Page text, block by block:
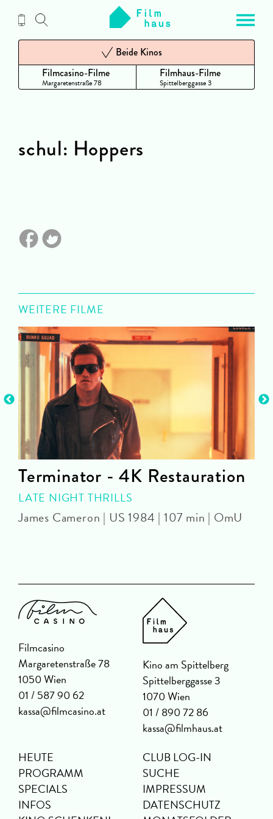
Inhalt
Filmcasino-Filme
Margaretenstraße 78
Beide Kinos
Filmhaus-Filme
Spittelberggasse 3
schul: Hoppers
WEITERE FILME
Terminator - 4K Restauration
LATE NIGHT THRILLS
James Cameron | US 1984 | 107 min | OmU
Filmcasino
Margaretenstraße 78
1050 Wien
01 / 587 90 62
kassa@filmcasino.at
Kino am Spittelberg
Spittelberggasse 3
1070 Wien
01 / 890 72 86
kassa@filmhaus.at
HEUTE
PROGRAMM
SPECIALS
INFOS
CLUB LOG-IN
SUCHE
IMPRESSUM
DATENSCHUTZ